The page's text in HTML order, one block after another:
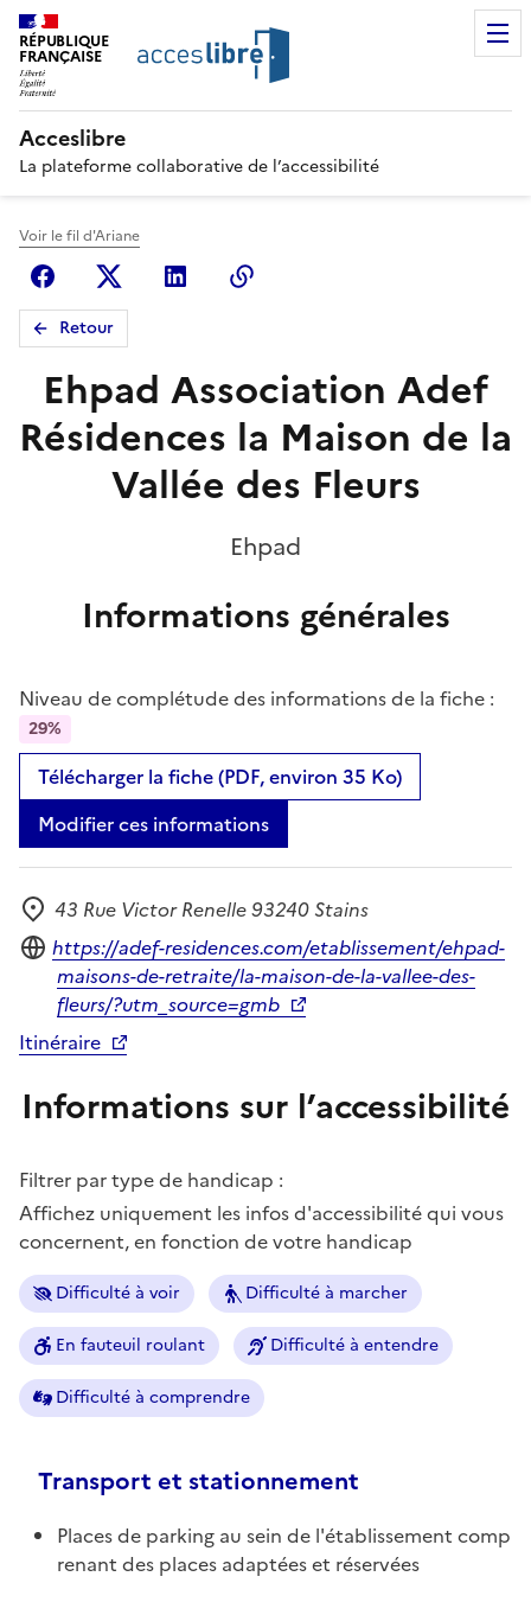
RÉPUBLIQUE
FRANÇAISE
Acceslibre
La plateforme collaborative de l’accessibilité
Voir le fil d'Ariane
FacebookX (anciennement Twitter)
Linkedin
Retour
Ehpad Association Adef
Résidences la Maison de la
Vallée des Fleurs
Ehpad
Informations générales
Niveau de complétude des informations de la fiche :
29%
Télécharger la fiche (PDF, environ 35 Ko)
Modifier ces informations
Adresse
43 Rue Victor Renelle 93240 Stains
Site internet
https://adef-residences.com/etablissement/ehpad-
maisons-de-retraite/la-maison-de-la-vallee-des-
fleurs/?utm_source=gmb
Itinéraire
Informations sur l’accessibilité
Filtrer par type de handicap :
Affichez uniquement les infos d'accessibilité qui vous
concernent, en fonction de votre handicap
Difficulté à voir Difficulté à marcher
En fauteuil roulant Difficulté à entendre
Difficulté à comprendre
Transport et stationnement
Places de parking au sein de l'établissement comp
renant des places adaptées et réservées